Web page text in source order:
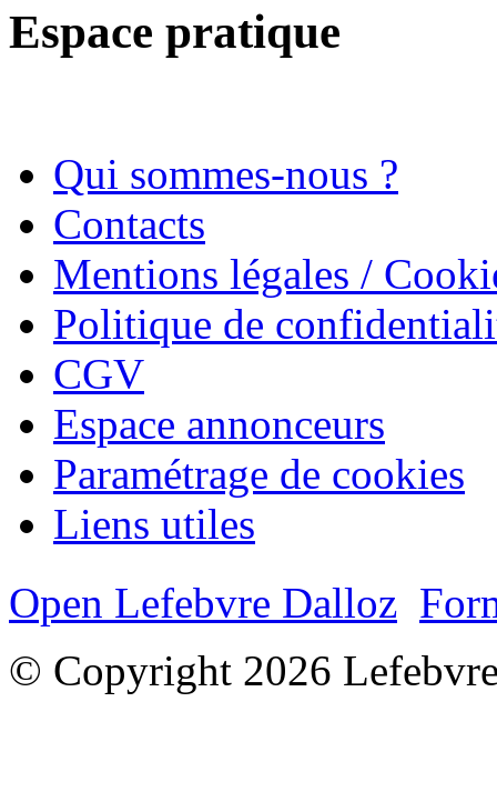
Espace pratique
Qui sommes-nous ?
Contacts
Mentions légales /
Politique de
CGV
Espace annonceurs
Paramétrage de cookies
Liens utiles
Open Lefebvre Dalloz
© Copyright 2026